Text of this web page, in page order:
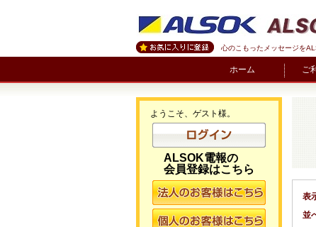
心のこもったメッセージを
ホーム
ご
表
並
ようこそ、ゲスト様。
ALSOK電報の
会員登録はこちら